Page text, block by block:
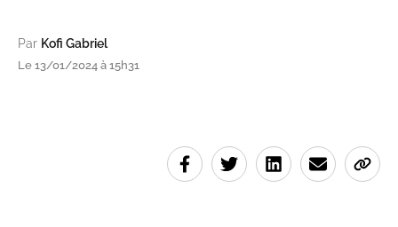
Par Kofi Gabriel
Le 13/01/2024 à 15h31